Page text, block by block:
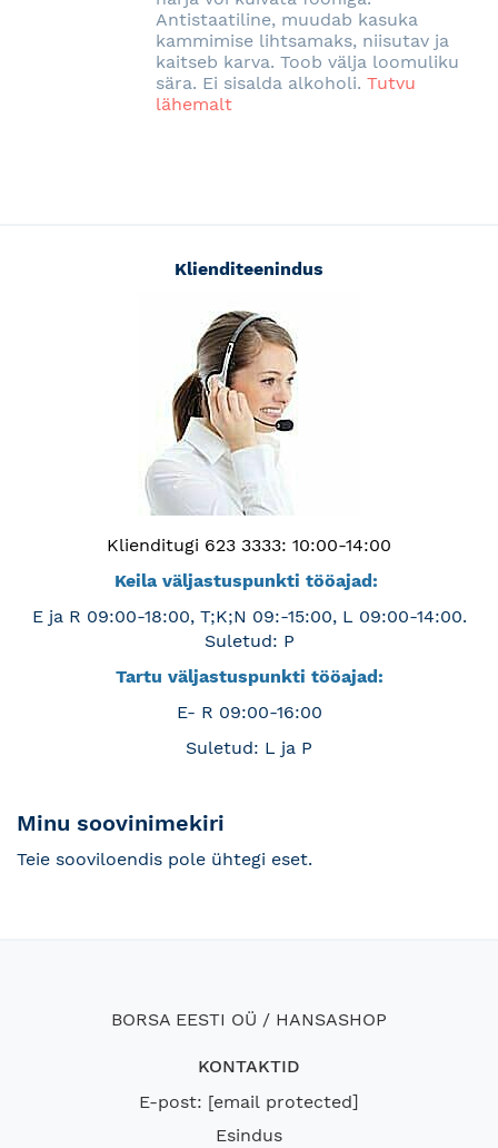
Antistaatiline, muudab kasuka
kammimise lihtsamaks, niisutav ja
kaitseb karva. Toob välja loomuliku
sära. Ei sisalda alkoholi. Tutvu
lähemalt
Klienditeenindus
Klienditugi 623 3333: 10:00-14:00
Keila väljastuspunkti tööajad:
E ja R 09:00-18:00, T;K;N 09:-15:00, L 09:00-14:00.
Suletud: P
Tartu väljastuspunkti tööajad:
E- R 09:00-16:00
Suletud: L ja P
Minu soovinimekiri
Teie sooviloendis pole ühtegi eset.
BORSA EESTI OÜ / HANSASHOP
KONTAKTID
E-post: [email protected]
Esindus